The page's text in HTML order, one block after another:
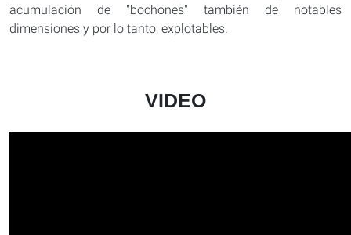
acumulación de "bochones" también de notables
dimensiones y por lo tanto, explotables.
VIDEO